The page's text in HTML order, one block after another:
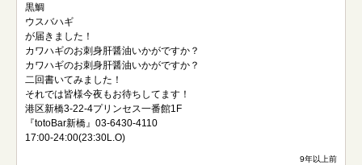
黒鯛
ウスバハギ
が届きました！
カワハギのお刺身肝醤油いかがですか？
カワハギのお刺身肝醤油いかがですか？
二回書いてみました！
それでは皆様今夜もお待ちしてます！
港区新橋3-22-4プリンセス一番館1F
『totoBar新橋』03-6430-4110
17:00-24:00(23:30L.O)
9年以上前